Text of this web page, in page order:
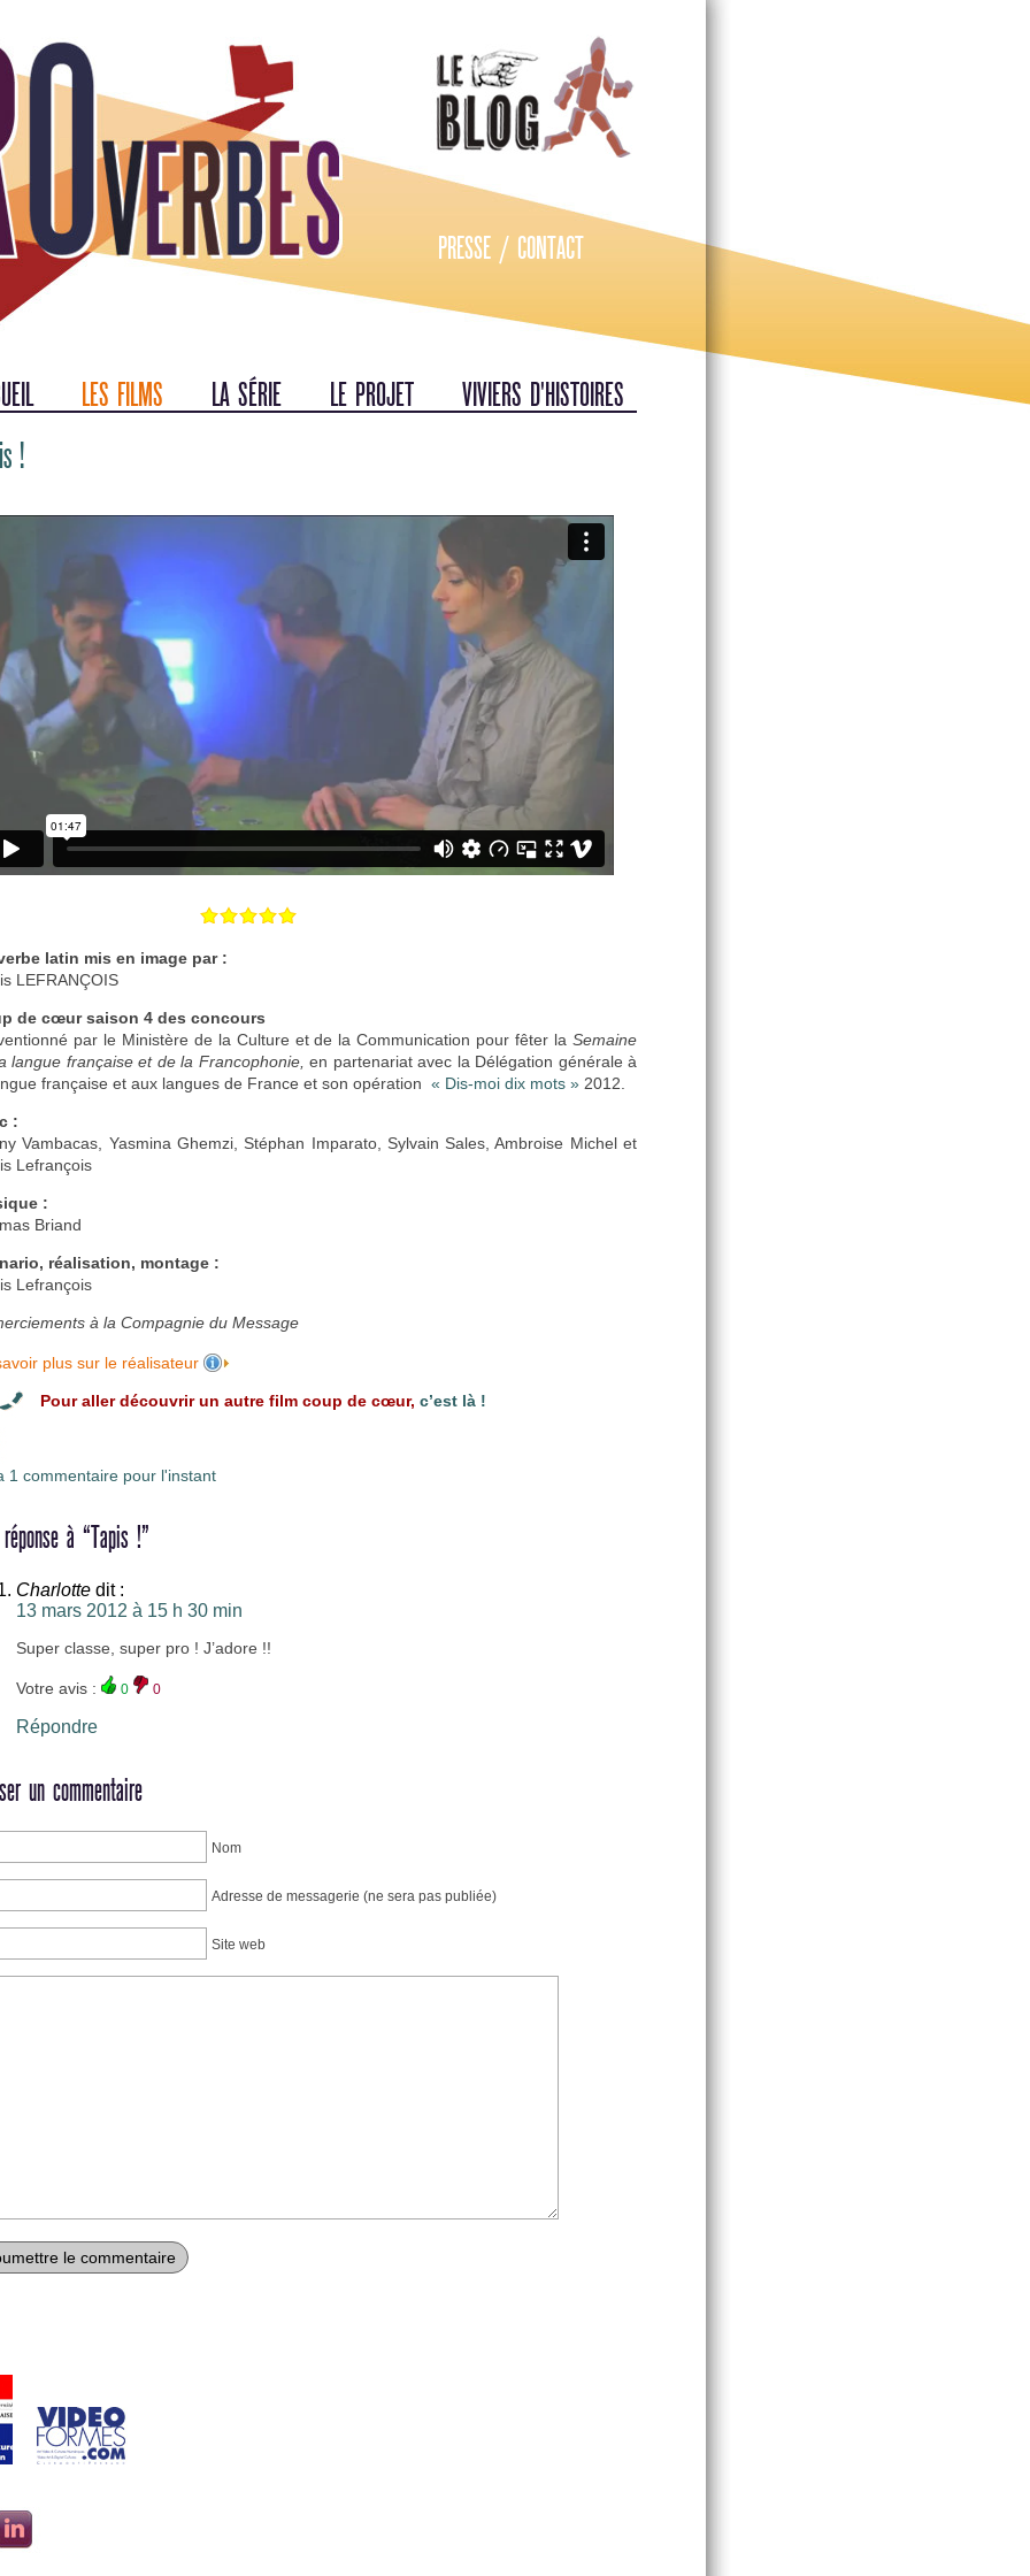
PRESSE / CONTACT
LES FILMS LA SÉRIE LE PROJET VIVIERS D'HISTOIRES
!
latin mis en image par :
LEFRANÇOIS
de cœur saison 4 des concours
par le Ministère de la Culture et de la Communication pour fêter la Semaine
langue française et de la Francophonie, en partenariat avec la Délégation générale à
française et aux langues de France et son opération « Dis-moi dix mots » 2012.
:
Vambacas, Yasmina Ghemzi, Stéphan Imparato, Sylvain Sales, Ambroise Michel et
Lefrançois
:
Briand
réalisation, montage :
Lefrançois
à la Compagnie du Message
plus sur le réalisateur
Pour aller découvrir un autre film coup de cœur, c’est là !
1 commentaire pour l'instant
à “Tapis !”
Charlotte dit :
13 mars 2012 à 15 h 30 min
Super classe, super pro ! J’adore !!
Votre avis : 0 0
Répondre
un commentaire
Nom
Adresse de messagerie (ne sera pas publiée)
Site web